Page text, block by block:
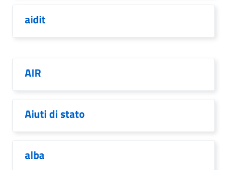
aidit
AIR
Aiuti di stato
alba